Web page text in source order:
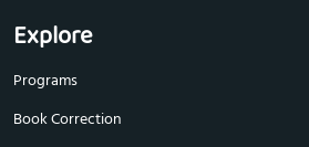
Explore
Programs
Book Correction